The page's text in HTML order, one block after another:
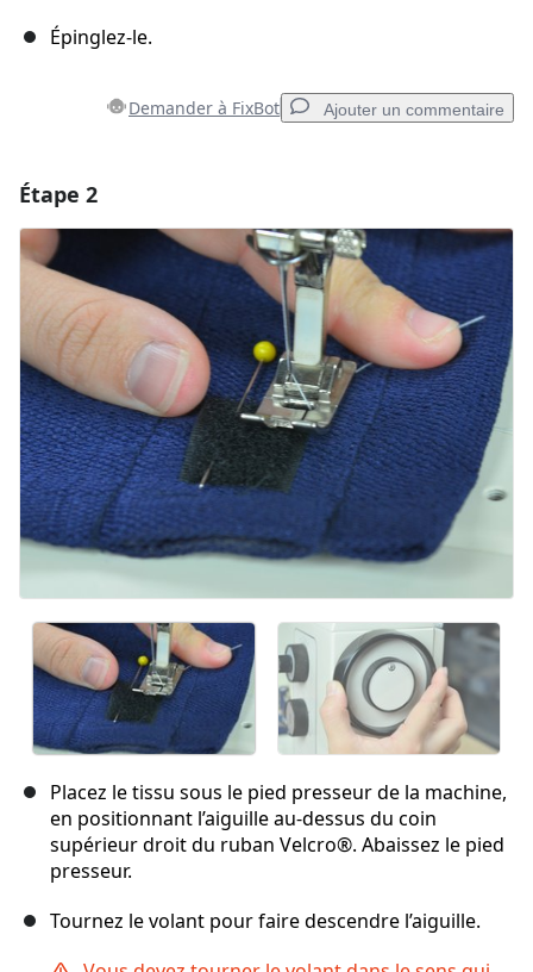
Épinglez-le.
Demander à FixBot Ajouter un commentaire
Ajouter un commentaire
Annuler Publier un commentaire
Étape 2
Placez le tissu sous le pied presseur de la machine,
en positionnant l’aiguille au-dessus du coin
supérieur droit du ruban Velcro®. Abaissez le pied
presseur.
Tournez le volant pour faire descendre l’aiguille.